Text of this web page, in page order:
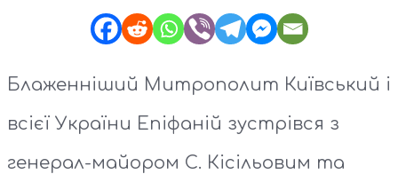
Блаженніший Митрополит Київський і
всієї України Епіфаній зустрівся з
генерал-майором С. Кісільовим та